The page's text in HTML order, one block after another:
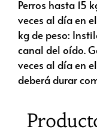
Perros hasta 15
veces al día en
kg de peso:
canal del oído.
veces al día en
deberá durar